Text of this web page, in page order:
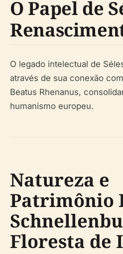
O Papel de
O legado intelectual de
através de sua conexão
Beatus Rhenanus,
humanismo europeu.
Natureza e
Patrimônio
Floresta de